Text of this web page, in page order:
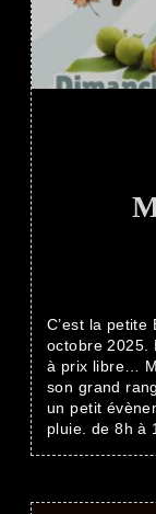
C’est la
octobre 2025.
à prix libre…
son grand
un petit
pluie. de 8h à